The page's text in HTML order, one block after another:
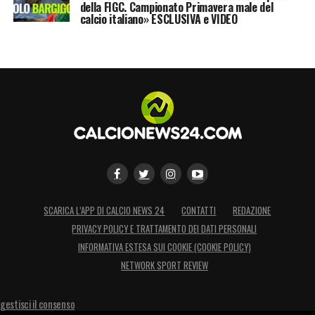
Leaguesi avvicina, per lui sarebbe un ritorno
dopo le annate non fortunatissima con il
nel giugno del 2019 e il Milan potrebbe
prendere in considerazione l’ipotesi di
venderlo, ma solo se dal Tottenham dovesse
arrivare una di quelle offerte davvero
della FIGC. Campionato Primavera male del
calcio italiano» ESCLUSIVA e VIDEO
SCARICA L’APP DI CALCIO NEWS 24 CONTATTI
REDAZIONE
PRIVACY POLICY E TRATTAMENTO DEI DATI PERSONALI
INFORMATIVA ESTESA SUI COOKIE (COOKIE POLICY)
NETWORK SPORT REVIEW
gestisci il consenso